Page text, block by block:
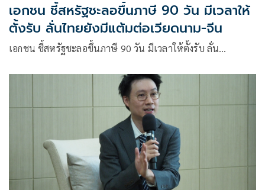
เอกชน ชี้สหรัฐชะลอขึ้นภาษี 90 วัน มีเวลาให้
ตั้งรับ ลั่นไทยยังมีแต้มต่อเวียดนาม-จีน
เอกชน ชี้สหรัฐชะลอขึ้นภาษี 90 วัน มีเวลาให้ตั้งรับ ลั่น…